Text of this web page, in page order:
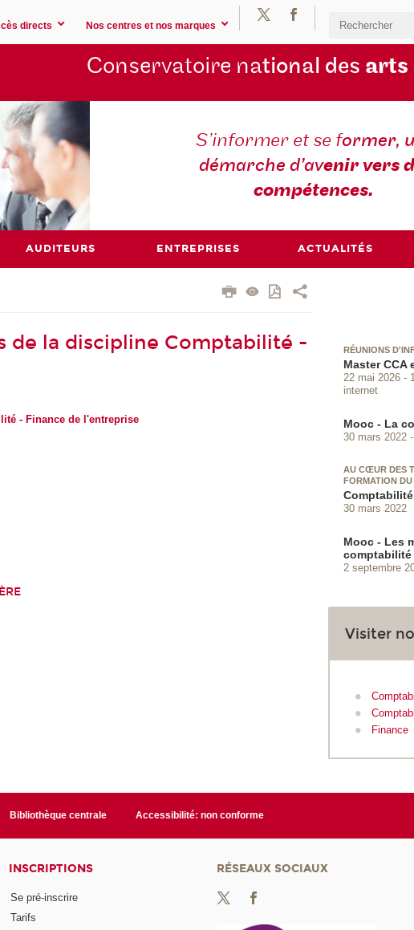
directs Nos centres et nos marques
Conservatoire national des arts
S’informer et se former,
démarche d’avenir vers
compétences.
AUDITEURS ENTREPRISES ACTUALITÉS
de la discipline Comptabilité -
- Finance de l'entreprise
RÉUNIONS
Master CCA
22 mai 2026
internet
Mooc - La
30 mars 2022
AU CŒUR DES
FORMATION
30 mars 2022
Mooc - Les
comptabilité
2 septembre
Visiter
Finance
Bibliothèque centrale Accessibilité: non conforme
INSCRIPTIONS
Se pré-inscrire
Tarifs
RÉSEAUX SOCIAUX